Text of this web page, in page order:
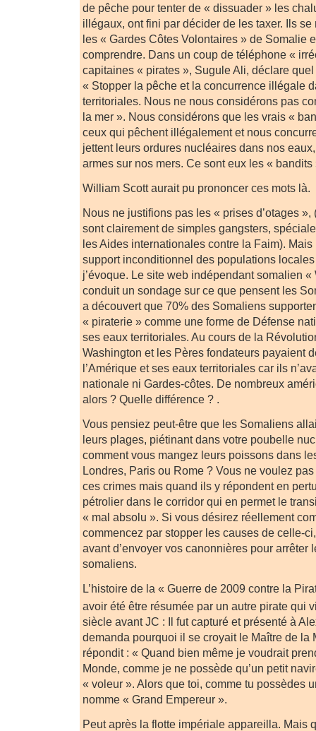
de pêche pour tenter de « dissuader » les
illégaux, ont fini par décider de les taxer. Ils
les « Gardes Côtes Volontaires » de Somalie
comprendre. Dans un coup de téléphone «
capitaines « pirates », Sugule Ali, déclare
« Stopper la pêche et la concurrence illégale
territoriales. Nous ne nous considérons pas
la mer ». Nous considérons que les vrais «
ceux qui pêchent illégalement et nous
jettent leurs ordures nucléaires dans nos
armes sur nos mers. Ce sont eux les « bandits
William Scott aurait pu prononcer ces mots là.
Nous ne justifions pas les « prises d’otages
sont clairement de simples gangsters,
les Aides internationales contre la Faim).
support inconditionnel des populations
j’évoque. Le site web indépendant somalien
conduit un sondage sur ce que pensent les
a découvert que 70% des Somaliens
« piraterie » comme une forme de Défense
ses eaux territoriales. Au cours de la
Washington et les Pères fondateurs payaient
l’Amérique et ses eaux territoriales car ils
nationale ni Gardes-côtes. De nombreux
alors ? Quelle différence ? .
Vous pensiez peut-être que les Somaliens
leurs plages, piétinant dans votre poubelle
comment vous mangez leurs poissons dans
Londres, Paris ou Rome ? Vous ne voulez
ces crimes mais quand ils y répondent en
pétrolier dans le corridor qui en permet le
« mal absolu ». Si vous désirez réellement
commencez par stopper les causes de celle-
avant d’envoyer vos canonnières pour arrêter
somaliens.
L’histoire de la « Guerre de 2009 contre la
avoir été être résumée par un autre pirate qui
siècle avant JC : Il fut capturé et présenté à
demanda pourquoi il se croyait le Maître de la
répondit : « Quand bien même je voudrait
Monde, comme je ne possède qu’un petit
« voleur ». Alors que toi, comme tu possèdes
nomme « Grand Empereur ».
Peut après la flotte impériale appareilla. Mais